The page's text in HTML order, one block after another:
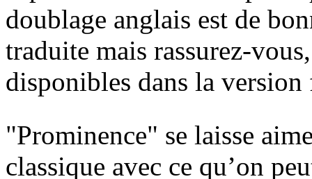
doublage anglais est de
traduite mais rassurez-
disponibles dans la
"Prominence" se laisse
classique avec ce qu’on